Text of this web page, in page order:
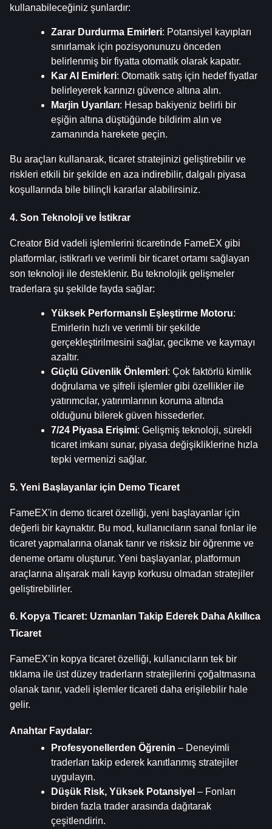
kullanabileceğiniz şunlardır:
Zarar Durdurma Emirleri: Potansiyel kayıpları
sınırlamak için pozisyonunuzu önceden
belirlenmiş bir fiyatta otomatik olarak kapatır.
Kar Al Emirleri: Otomatik satış için hedef fiyatlar
belirleyerek karınızı güvence altına alın.
Marjin Uyarıları: Hesap bakiyeniz belirli bir
eşiğin altına düştüğünde bildirim alın ve
zamanında harekete geçin.
Bu araçları kullanarak, ticaret stratejinizi geliştirebilir ve
riskleri etkili bir şekilde en aza indirebilir, dalgalı piyasa
koşullarında bile bilinçli kararlar alabilirsiniz.
4. Son Teknoloji ve İstikrar
Creator Bid vadeli işlemlerini ticaretinde FameEX gibi
platformlar, istikrarlı ve verimli bir ticaret ortamı sağlayan
son teknoloji ile desteklenir. Bu teknolojik gelişmeler
traderlara şu şekilde fayda sağlar:
Yüksek Performanslı Eşleştirme Motoru:
Emirlerin hızlı ve verimli bir şekilde
gerçekleştirilmesini sağlar, gecikme ve kaymayı
azaltır.
Güçlü Güvenlik Önlemleri: Çok faktörlü kimlik
doğrulama ve şifreli işlemler gibi özellikler ile
yatırımcılar, yatırımlarının koruma altında
olduğunu bilerek güven hissederler.
7/24 Piyasa Erişimi: Gelişmiş teknoloji, sürekli
ticaret imkanı sunar, piyasa değişikliklerine hızla
tepki vermenizi sağlar.
5. Yeni Başlayanlar için Demo Ticaret
FameEX'in demo ticaret özelliği, yeni başlayanlar için
değerli bir kaynaktır. Bu mod, kullanıcıların sanal fonlar ile
ticaret yapmalarına olanak tanır ve risksiz bir öğrenme ve
deneme ortamı oluşturur. Yeni başlayanlar, platformun
araçlarına alışarak mali kayıp korkusu olmadan stratejiler
geliştirebilirler.
6. Kopya Ticaret: Uzmanları Takip Ederek Daha Akıllıca
Ticaret
FameEX’in kopya ticaret özelliği, kullanıcıların tek bir
tıklama ile üst düzey traderların stratejilerini çoğaltmasına
olanak tanır, vadeli işlemler ticareti daha erişilebilir hale
gelir.
Anahtar Faydalar:
Profesyonellerden Öğrenin – Deneyimli
traderları takip ederek kanıtlanmış stratejiler
uygulayın.
Düşük Risk, Yüksek Potansiyel – Fonları
birden fazla trader arasında dağıtarak
çeşitlendirin.